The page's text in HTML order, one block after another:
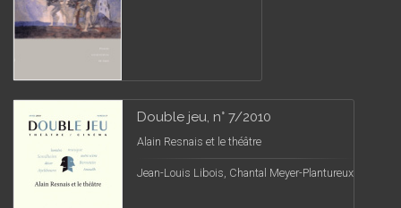
Double jeu, n° 7/2010
Alain Resnais et le théâtre
Jean-Louis Libois, Chantal Meyer-Plantureux